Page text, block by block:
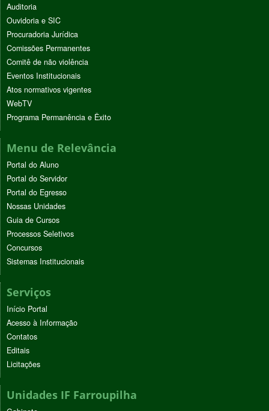
Auditoria
Ouvidoria e SIC
Procuradoria Jurídica
Comissões Permanentes
Comitê de não violência
Eventos Institucionais
Atos normativos vigentes
WebTV
Programa Permanência e Êxito
Menu de Relevância
Portal do Aluno
Portal do Servidor
Portal do Egresso
Nossas Unidades
Guia de Cursos
Processos Seletivos
Concursos
Sistemas Institucionais
Serviços
Início Portal
Acesso à Informação
Contatos
Editais
Licitações
Unidades IF Farroupilha